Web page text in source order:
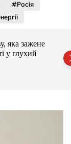
к
о
л
ь
г
#Росія
яка зажене
у глухий